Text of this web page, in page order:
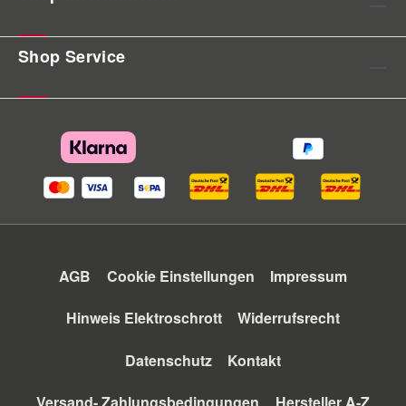
Shop Service
AGB Cookie Einstellungen Impressum
Hinweis Elektroschrott Widerrufsrecht
Datenschutz Kontakt